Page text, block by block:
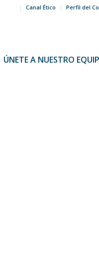
Canal Ético Perfil del
ÚNETE A NUESTRO